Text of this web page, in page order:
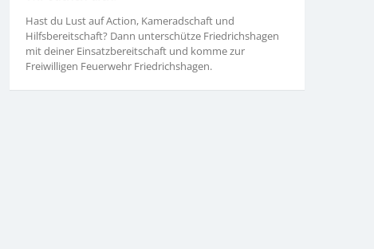
Hast du Lust auf Action, Kameradschaft und
Hilfsbereitschaft? Dann unterschütze Friedrichshagen
mit deiner Einsatzbereitschaft und komme zur
Freiwilligen Feuerwehr Friedrichshagen.